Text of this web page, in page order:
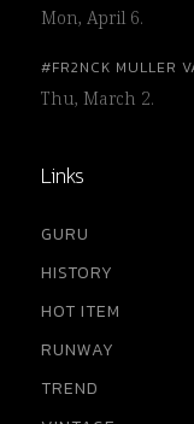
Mon, April 6.
#FR2NCK MULLER
Thu, March 2.
Links
GURU
HISTORY
HOT ITEM
RUNWAY
TREND